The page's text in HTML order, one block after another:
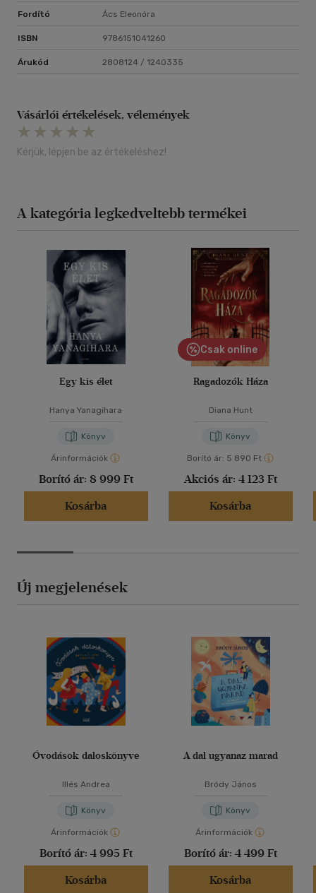
Fordító Ács Eleonóra
ISBN 9786151041260
Árukód 2808124 / 1240335
Vásárlói értékelések, vélemények
Kérjük, lépjen be az értékeléshez!
A kategória legkedveltebb termékei
Egy kis élet
Hanya Yanagihara
Könyv
Árinformációk
Borító ár: 8 999 Ft
Kosárba
Csak online
Ragadozók Háza
Diana Hunt
Könyv
Borító ár: 5 890 Ft
Akciós ár: 4 123 Ft
Kosárba
Új megjelenések
Óvodások daloskönyve
Illés Andrea
Könyv
Árinformációk
Borító ár: 4 995 Ft
Kosárba
A dal ugyanaz marad
Bródy János
Könyv
Árinformációk
Borító ár: 4 499 Ft
Kosárba